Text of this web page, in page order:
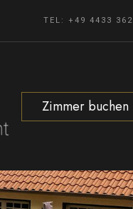
TEL: +49 4433 362
Zimmer buchen